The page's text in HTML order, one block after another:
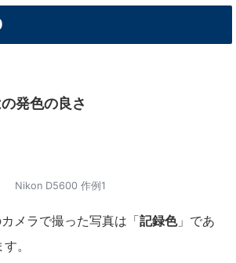
発色の良さ
Nikon D5600 作例1
メラで撮った写真は「記録色」であ
。